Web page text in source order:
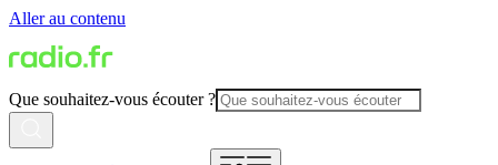
Aller au contenu
Que souhaitez-vous écouter ?